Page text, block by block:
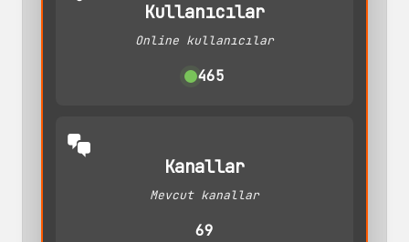
Kullanıcılar
Online kullanıcılar
465
Kanallar
Mevcut kanallar
69